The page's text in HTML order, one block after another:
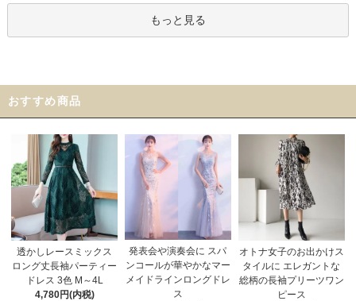
もっと見る
おすすめ商品
透かしレースミックス
ロング丈長袖パーティー
ドレス 3色 M～4L
4,780円(内税)
発表会や演奏会に スパ
ンコールが華やかなマー
メイドラインロングドレ
ス
オトナ女子のお出かけス
タイルに エレガントな
総柄の長袖プリーツワン
ピース